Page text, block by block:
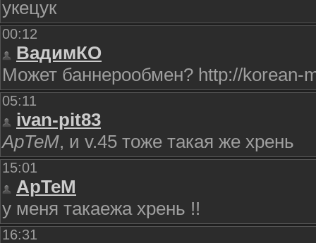
укецук
00:12
ВадимКО
Может баннерообмен? http://korean-
05:11
ivan-pit83
ApTeM, и v.45 тоже такая же хрень
15:01
ApTeM
у меня такаежа хрень !!
16:31